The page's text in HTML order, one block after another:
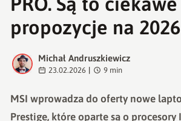
propozycje na
M
Michał Andruszkiewicz
23.02.2026 9 min
MSI wprowadza do oferty nowe
Prestige, które oparte są o